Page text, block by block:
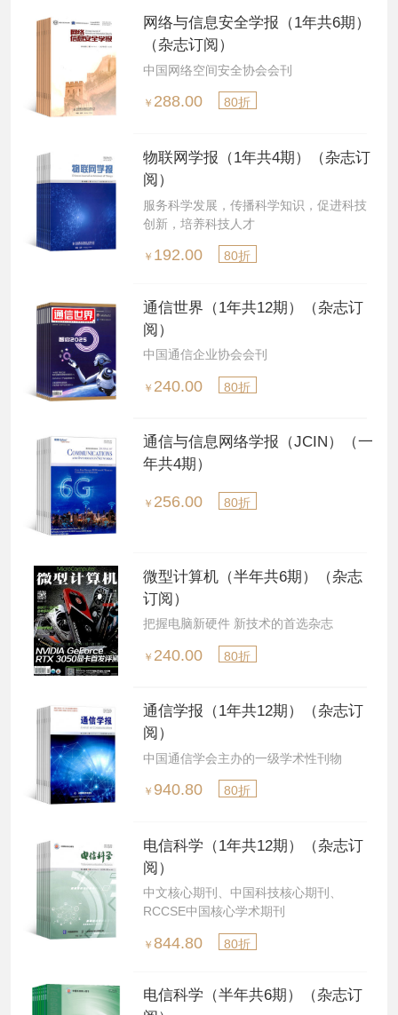
网络与信息安全学报（1年共6期）
（杂志订阅）
中国网络空间安全协会会刊
￥ 288.00 80折
物联网学报（1年共4期）（杂志订
阅）
服务科学发展，传播科学知识，促进科技
创新，培养科技人才
￥ 192.00 80折
通信世界（1年共12期）（杂志订
阅）
中国通信企业协会会刊
￥ 240.00 80折
通信与信息网络学报（JCIN）（一
年共4期）
￥ 256.00 80折
微型计算机（半年共6期）（杂志
订阅）
把握电脑新硬件 新技术的首选杂志
￥ 240.00 80折
通信学报（1年共12期）（杂志订
阅）
中国通信学会主办的一级学术性刊物
￥ 940.80 80折
电信科学（1年共12期）（杂志订
阅）
中文核心期刊、中国科技核心期刊、
RCCSE中国核心学术期刊
￥844.80 80折
电信科学（半年共6期）（杂志订